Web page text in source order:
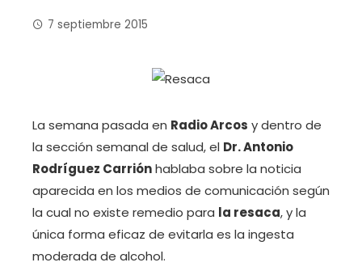
7 septiembre 2015
La semana pasada en Radio Arcos y dentro de
la sección semanal de salud, el Dr. Antonio
Rodríguez Carriónhablaba sobre la noticia
aparecida en los medios de comunicación según
la cual no existe remedio para la resaca, y la
única forma eficaz de evitarla es la ingesta
moderada de alcohol.